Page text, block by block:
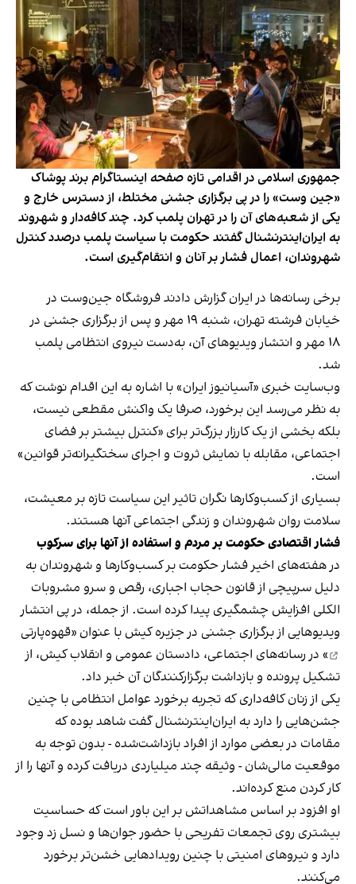
جمهوری اسلامی در اقدامی تازه صفحه اینستاگرام برند پوشاک
«جین وست» را در پی برگزاری جشنی مختلط، از دسترس خارج و
یکی از شعبه‌های آن را در تهران پلمب کرد. چند کافه‌‌دار و شهروند
به ایران‌اینترنشنال گفتند حکومت با سیاست پلمب درصدد کنترل
شهروندان، اعمال فشار بر آنان و انتقام‌گیری است.
برخی رسانه‌ها در ایران گزارش دادند فروشگاه جین‌وست در
خیابان فرشته تهران، شنبه ۱۹ مهر و پس از برگزاری جشنی در
۱۸ مهر و انتشار ویدیوهای آن، به‌دست نیروی انتظامی پلمب
شد.
وب‌سایت خبری «آسیانیوز ایران» با اشاره به این اقدام نوشت که
به نظر می‌رسد این برخورد، صرفا یک واکنش مقطعی نیست،
بلکه بخشی از یک کارزار بزرگ‌تر برای «کنترل بیشتر بر فضای
اجتماعی، مقابله با نمایش ثروت و اجرای سختگیرانه‌تر قوانین»
است.
بسیاری از کسب‌وکارها نگران تاثیر این سیاست‌ تازه بر معیشت،
سلامت روان شهروندان و زندگی اجتماعی آنها هستند.
فشار اقتصادی حکومت بر مردم و استفاده از آنها برای سرکوب
در هفته‌های اخیر فشار حکومت بر کسب‌وکارها و شهروندان به
دلیل سرپیچی از قانون حجاب اجباری، رقص و سرو مشروبات
الکلی افزایش چشمگیری پیدا کرده است. از جمله، در پی انتشار
ویدیوهایی از برگزاری جشنی در جزیره کیش با عنوان «قهوه‌پارتی
» در رسانه‌های اجتماعی، دادستان عمومی و انقلاب کیش، از
تشکیل پرونده و بازداشت برگزارکنندگان آن خبر داد.
یکی از زنان کافه‌داری که تجربه برخورد عوامل انتظامی با چنین
جشن‌هایی را دارد به ایران‌اینترنشنال گفت شاهد بوده که
مقامات در بعضی موارد از افراد بازداشت‌‌شده - بدون توجه به
موقعیت مالی‌شان - وثیقه چند میلیاردی دریافت کرده و آنها را از
کار کردن منع کرده‌اند.
او افزود بر اساس مشاهداتش بر این باور است که حساسیت
بیشتری روی تجمعات تفریحی با حضور جوان‌ها و نسل زد وجود
دارد و نیروهای امنیتی با چنین رویدادهایی خشن‌تر برخورد
می‌کنند.